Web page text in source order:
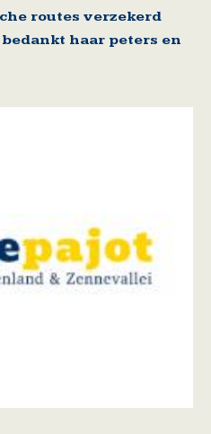
routes verzekerd
haar peters en